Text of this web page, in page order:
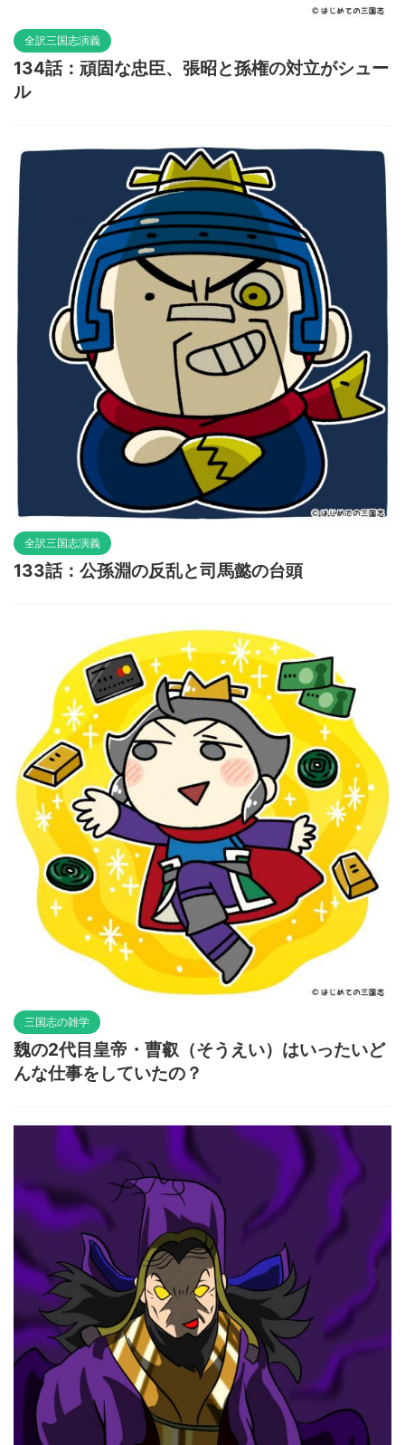
全訳三国志演義
134話：頑固な忠臣、張昭と孫権の対立がシュー
ル
全訳三国志演義
133話：公孫淵の反乱と司馬懿の台頭
三国志の雑学
魏の2代目皇帝・曹叡（そうえい）はいったいど
んな仕事をしていたの？